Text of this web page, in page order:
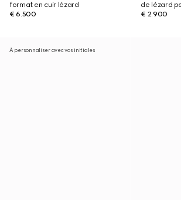
format en cuir lézard
€ 6.500
de lézard
€ 2.900
À personnaliser avec vos initiales